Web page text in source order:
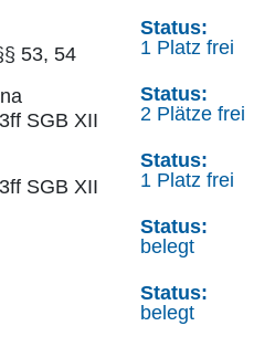
53, 54
Status:
1 Platz frei
SGB XII
Status:
2 Plätze frei
SGB XII
Status:
1 Platz frei
Status:
belegt
Status:
belegt